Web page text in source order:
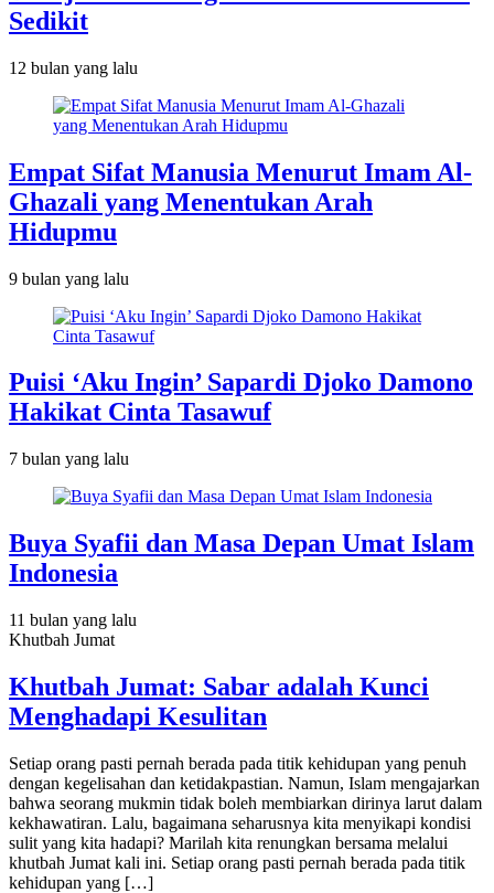
Sedikit
12 bulan yang lalu
Empat Sifat Manusia Menurut Imam Al-
Ghazali yang Menentukan Arah
Hidupmu
9 bulan yang lalu
Puisi ‘Aku Ingin’ Sapardi Djoko Damono
Hakikat Cinta Tasawuf
7 bulan yang lalu
Buya Syafii dan Masa Depan Umat Islam
Indonesia
11 bulan yang lalu
Khutbah Jumat
Khutbah Jumat: Sabar adalah Kunci
Menghadapi Kesulitan
Setiap orang pasti pernah berada pada titik kehidupan yang penuh
dengan kegelisahan dan ketidakpastian. Namun, Islam mengajarkan
bahwa seorang mukmin tidak boleh membiarkan dirinya larut dalam
kekhawatiran. Lalu, bagaimana seharusnya kita menyikapi kondisi
sulit yang kita hadapi? Marilah kita renungkan bersama melalui
khutbah Jumat kali ini. Setiap orang pasti pernah berada pada titik
kehidupan yang […]